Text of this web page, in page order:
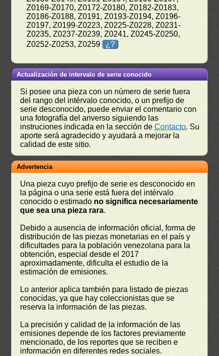
Z0169-Z0170, Z0172-Z0180, Z0182-Z0183,
Z0186-Z0188, Z0191, Z0193-Z0194, Z0196-
Z0197, Z0199-Z0223, Z0225-Z0228, Z0231-
Z0235, Z0237-Z0239, Z0241, Z0245-Z0250,
Z0252-Z0253, Z0259
¿?
Actualización de intervalo de serie conocido
Si posee una pieza con un número de serie fuera
del rango del intérvalo conocido, o un prefijo de
serie desconocido, puede enviar el comentario con
una fotografía del anverso siguiendo las
instruciones indicada en la sección deContacto. Su
aporte será agradecido y ayudará a mejorar la
calidad de este sitio.
Advertencia
Una pieza cuyo prefijo de serie es desconocido en
la página o una serie está fuera del intérvalo
conocido o estimado no significa necesariamente
que sea una pieza rara.
Debido a ausencia de información oficial, forma de
distribución de las piezas monetarias en el país y
dificultades para la población venezolana para la
obtención, especial desde el 2017
aproximadamente, dificulta el estudio de la
estimación de emisiones.
Lo anterior aplica también para listado de piezas
conocidas, ya que hay coleccionistas que se
reserva la información de las piezas.
La precisión y calidad de la información de las
emisiones depende de los factores previamente
mencionado, de los reportes que se reciben e
información en diferentes redes sociales.